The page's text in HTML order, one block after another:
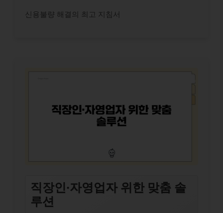
신용불량 해결의 최고 지침서
직장인·자영업자 위한 맞춤 솔
루션